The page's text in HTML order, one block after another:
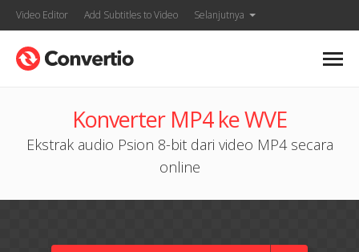
Video Editor Add Subtitles to Video Selanjutnya
Konverter MP4 ke WVE
Ekstrak audio Psion 8-bit dari video MP4 secara
online